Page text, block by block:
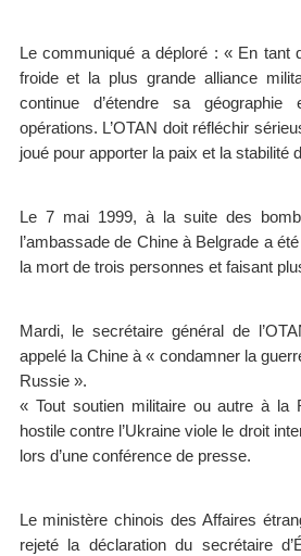
Le communiqué a déploré : « En tant
froide et la plus grande alliance
continue d’étendre sa
opérations. L’OTAN doit réfléchir
joué pour apporter la paix et la stabilité
Le 7 mai 1999, à la suite des
l’ambassade de Chine à Belgrade a
la mort de trois personnes et faisant
Mardi, le secrétaire général de
appelé la Chine à « condamner la
Russie ».
« Tout soutien militaire ou autre à la
hostile contre l’Ukraine viole le droit
lors d’une conférence de presse.
Le ministère chinois des Affaires
rejeté la déclaration du secrétaire